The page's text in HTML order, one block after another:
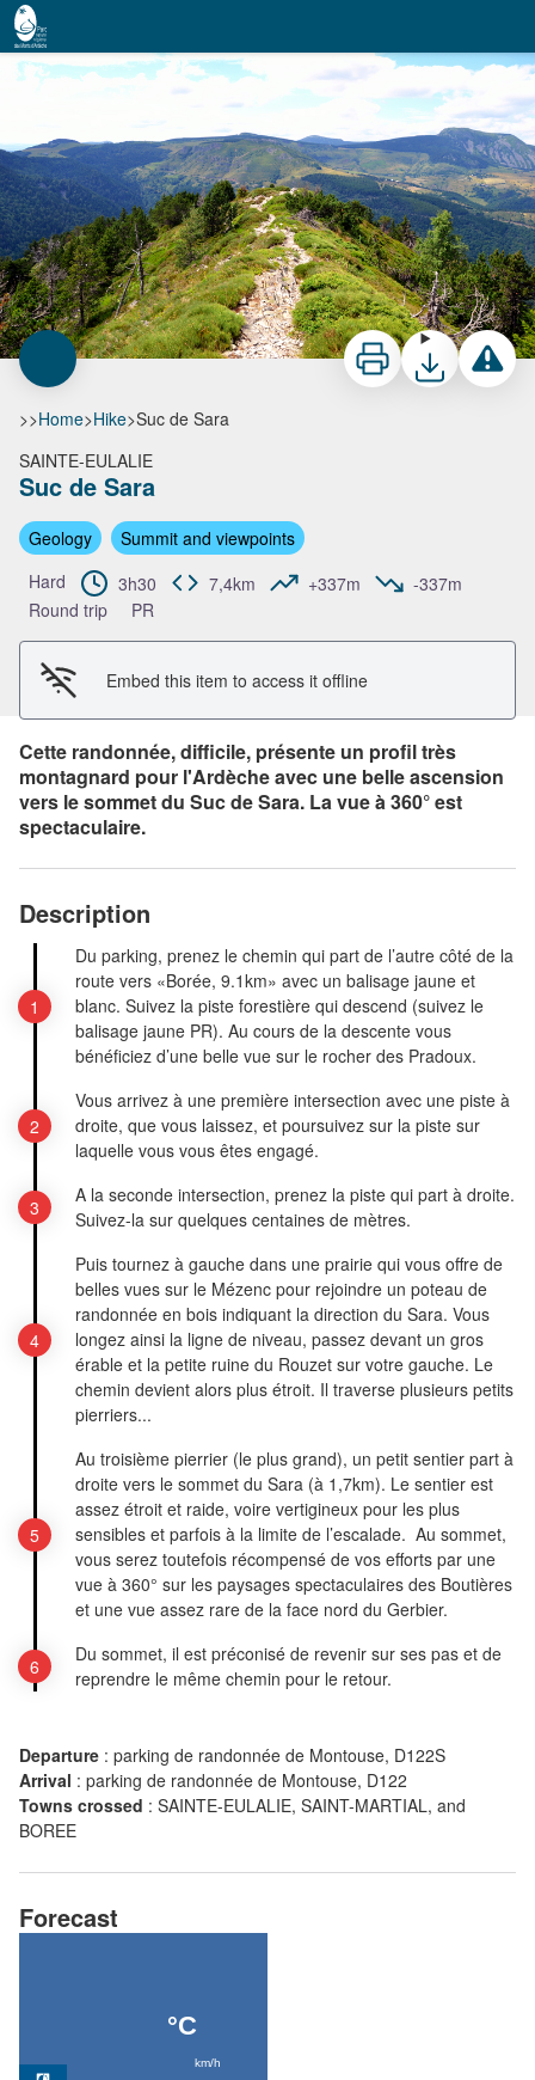
Suc de Sara
View picture in full screen
Print DownloadReport a
>>Home>Hike>Suc de Sara
SAINTE-EULALIE
Suc de Sara
Geology
Summit and viewpoints
Hard
3h30 7,4km +337m
-337m
Round trip
PR
Embed this item to access it offline
Cette randonnée, difficile, présente un profil très
montagnard pour l'Ardèche avec une belle ascension
vers le sommet du Suc de Sara. La vue à 360° est
spectaculaire.
Description
Du parking, prenez le chemin qui part de l’autre côté de la
route vers «Borée, 9.1km» avec un balisage jaune et
blanc. Suivez la piste forestière qui descend (suivez le
balisage jaune PR). Au cours de la descente vous
bénéficiez d’une belle vue sur le rocher des Pradoux.
Vous arrivez à une première intersection avec une piste à
droite, que vous laissez, et poursuivez sur la piste sur
laquelle vous vous êtes engagé.
A la seconde intersection, prenez la piste qui part à droite.
Suivez-la sur quelques centaines de mètres.
Puis tournez à gauche dans une prairie qui vous offre de
belles vues sur le Mézenc pour rejoindre un poteau de
randonnée en bois indiquant la direction du Sara. Vous
longez ainsi la ligne de niveau, passez devant un gros
érable et la petite ruine du Rouzet sur votre gauche. Le
chemin devient alors plus étroit. Il traverse plusieurs petits
pierriers...
Au troisième pierrier (le plus grand), un petit sentier part à
droite vers le sommet du Sara (à 1,7km). Le sentier est
assez étroit et raide, voire vertigineux pour les plus
sensibles et parfois à la limite de l’escalade. Au sommet,
vous serez toutefois récompensé de vos efforts par une
vue à 360° sur les paysages spectaculaires des Boutières
et une vue assez rare de la face nord du Gerbier.
Du sommet, il est préconisé de revenir sur ses pas et de
reprendre le même chemin pour le retour.
Departure : parking de randonnée de Montouse, D122S
Arrival : parking de randonnée de Montouse, D122
Towns crossed : SAINTE-EULALIE, SAINT-MARTIAL, and
BOREE
Forecast